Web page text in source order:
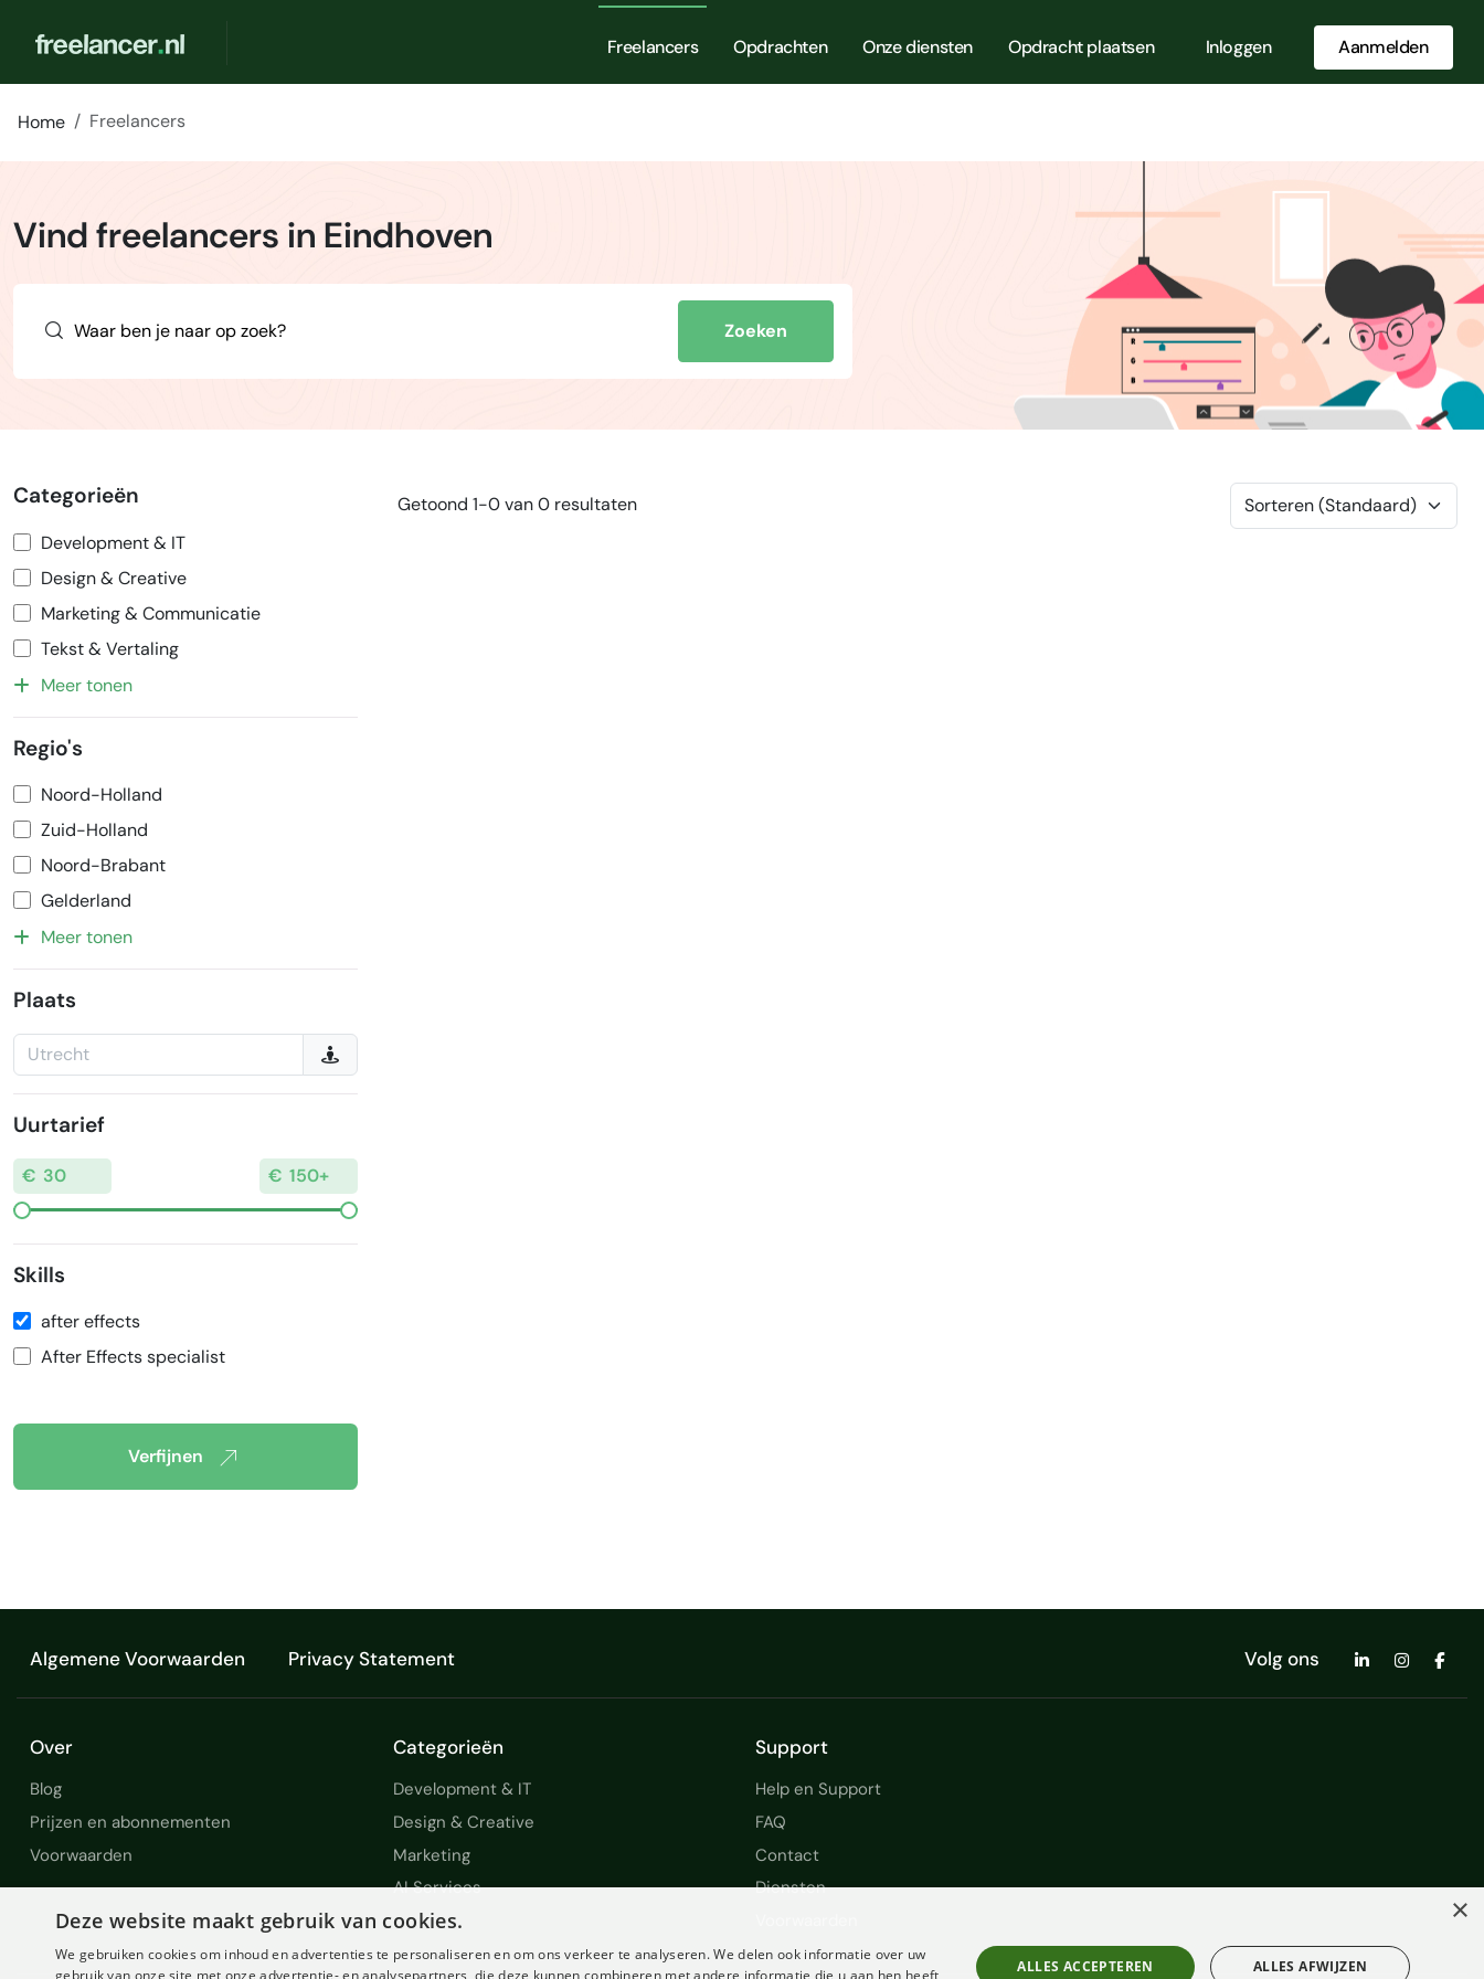
Freelancers Opdrachten Onze diensten Opdracht plaatsen Inloggen Aanmelden
Home Freelancers
Vind freelancers in Eindhoven
Zoeken
Categorieën
Development & IT
Design & Creative
Marketing & Communicatie
Tekst & Vertaling
Meer tonen
Regio's
Noord-Holland
Zuid-Holland
Noord-Brabant
Gelderland
Meer tonen
Plaats
Uurtarief
Skills
after effects
After Effects specialist
Verfijnen
Getoond 1-0 van 0 resultaten
Algemene Voorwaarden Privacy Statement Volg ons
Over
Blog
Prijzen en abonnementen
Voorwaarden
Categorieën
Development & IT
Design & Creative
Marketing
AI Services
Support
Help en Support
FAQ
Contact
Diensten
×
Deze website maakt gebruik van cookies.
We gebruiken cookies om inhoud en advertenties te personaliseren en om ons verkeer te analyseren. We delen ook informatie over uw
gebruik van onze site met onze advertentie- en analysepartners, die deze kunnen combineren met andere informatie die u aan hen heeft
ALLES ACCEPTEREN ALLES AFWIJZEN